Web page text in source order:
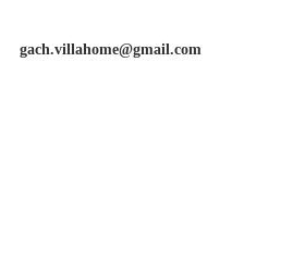
gach.villahome@gmail.com